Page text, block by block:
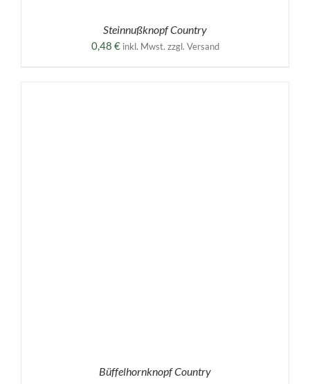
Steinnußknopf Country
0,48 € inkl. Mwst. zzgl. Versand
Büffelhornknopf Country